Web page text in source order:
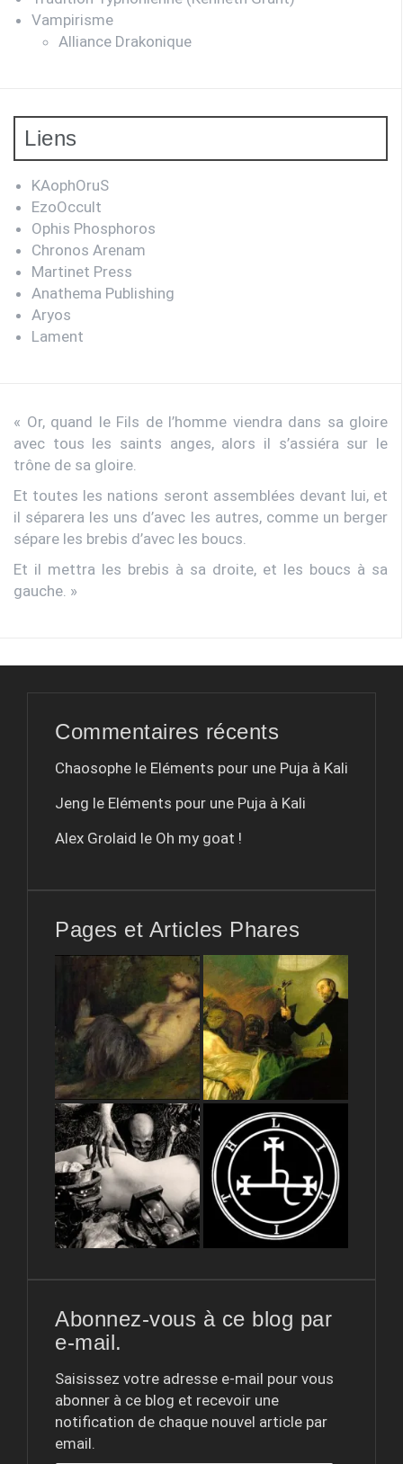
Vampirisme
Alliance Drakonique
Liens
KAophOruS
EzoOccult
Ophis Phosphoros
Chronos Arenam
Martinet Press
Anathema Publishing
Aryos
Lament
« Or, quand le Fils de l’homme viendra dans sa gloire
avec tous les saints anges, alors il s’assiéra sur le
trône de sa gloire.
Et toutes les nations seront assemblées devant lui, et
il séparera les uns d’avec les autres, comme un berger
sépare les brebis d’avec les boucs.
Et il mettra les brebis à sa droite, et les boucs à sa
gauche. »
Commentaires récents
Chaosophe le Eléments pour une Puja à Kali
Jeng le Eléments pour une Puja à Kali
Alex Grolaid le Oh my goat !
Pages et Articles Phares
Abonnez-vous à ce blog par
e-mail.
Saisissez votre adresse e-mail pour vous
abonner à ce blog et recevoir une
notification de chaque nouvel article par
email.